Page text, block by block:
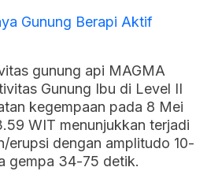
Gunung Berapi Aktif
gunung api MAGMA
Gunung Ibu di Level II
kegempaan pada 8 Mei
WIT menunjukkan terjadi
erupsi dengan amplitudo 10-
gempa 34-75 detik.